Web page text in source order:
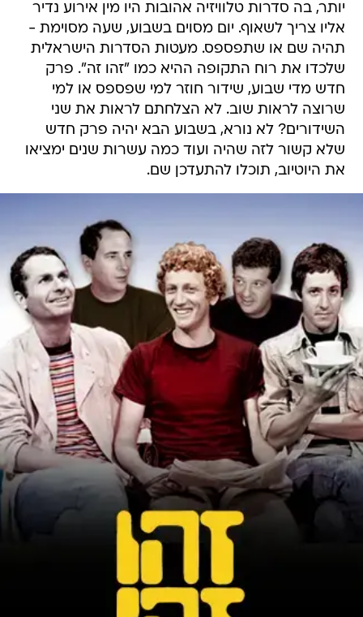
יותר, בה סדרות טלוויזיה אהובות היו מין אירוע נדיר
אליו צריך לשאוף. יום מסוים בשבוע, שעה מסוימת -
תהיה שם או שתפספס. מעטות הסדרות הישראלית
שלכדו את רוח התקופה ההיא כמו "זהו זה". פרק
חדש מדי שבוע, שידור חוזר למי שפספס או למי
שרוצה לראות שוב. לא הצלחתם לראות את שני
השידורים? לא נורא, בשבוע הבא יהיה פרק חדש
שלא קשור לזה שהיה ועוד כמה עשרות שנים ימציאו
את היוטיוב, תוכלו להתעדכן שם.